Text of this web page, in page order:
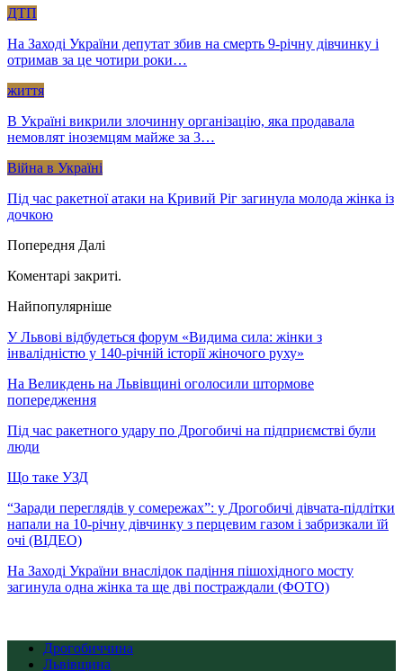
ДТП
На Заході України депутат збив на смерть 9-річну дівчинку і
отримав за це чотири роки…
життя
В Україні викрили злочинну організацію, яка продавала
немовлят іноземцям майже за 3…
Війна в Україні
Під час ракетної атаки на Кривий Ріг загинула молода жінка із
дочкою
Попередня Далі
Коментарі закриті.
Найпопулярніше
У Львові відбудеться форум «Видима сила: жінки з
інвалідністю у 140-річній історії жіночого руху»
На Великдень на Львівщині оголосили штормове
попередження
Під час ракетного удару по Дрогобичі на підприємстві були
люди
Що таке УЗД
“Заради переглядів у сомережах”: у Дрогобичі дівчата-підлітки
напали на 10-річну дівчинку з перцевим газом і забризкали їй
очі (ВІДЕО)
На Заході України внаслідок падіння пішохідного мосту
загинула одна жінка та ще дві постраждали (ФОТО)
Дрогобиччина
Львівщина